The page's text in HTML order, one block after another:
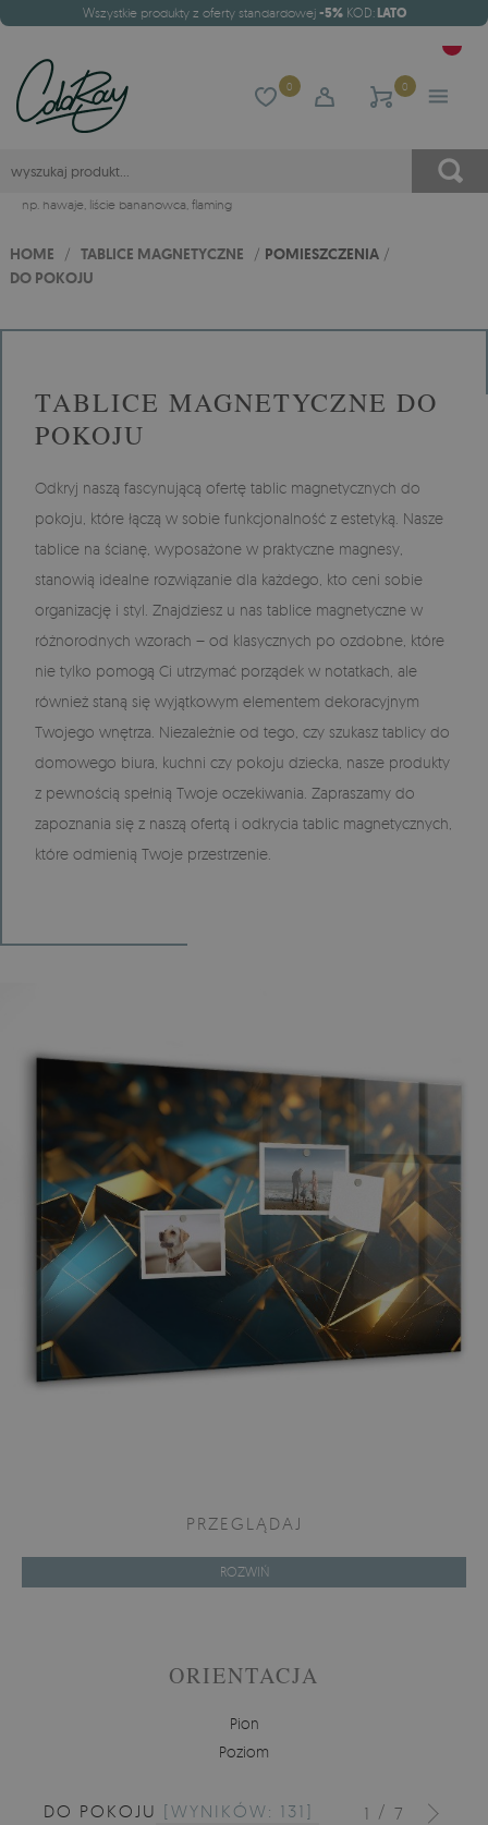
Wszystkie produkty z oferty standardowej -5%KOD:LATO
0 0
np. hawaje, liście bananowca, flaming
HOME / TABLICE MAGNETYCZNE / POMIESZCZENIA /
DO POKOJU
TABLICE MAGNETYCZNE DO
POKOJU
Odkryj naszą fascynującą ofertę tablic magnetycznych do
pokoju, które łączą w sobie funkcjonalność z estetyką. Nasze
tablice na ścianę, wyposażone w praktyczne magnesy,
stanowią idealne rozwiązanie dla każdego, kto ceni sobie
organizację i styl. Znajdziesz u nas tablice magnetyczne w
różnorodnych wzorach – od klasycznych po ozdobne, które
nie tylko pomogą Ci utrzymać porządek w notatkach, ale
również staną się wyjątkowym elementem dekoracyjnym
Twojego wnętrza. Niezależnie od tego, czy szukasz tablicy do
domowego biura, kuchni czy pokoju dziecka, nasze produkty
z pewnością spełnią Twoje oczekiwania. Zapraszamy do
zapoznania się z naszą ofertą i odkrycia tablic magnetycznych,
które odmienią Twoje przestrzenie.
PRZEGLĄDAJ
ROZWIŃ
ORIENTACJA
Pion
Poziom
1 / 7
DO POKOJU [WYNIKÓW: 131]